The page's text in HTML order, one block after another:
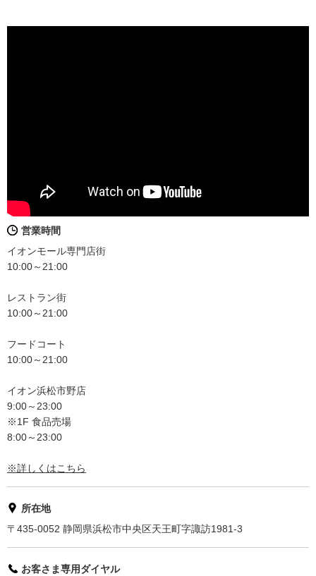
営業時間
イオンモール専門店街
10:00～21:00
レストラン街
10:00～21:00
フードコート
10:00～21:00
イオン浜松市野店
9:00～23:00
※1F 食品売場
8:00～23:00
※詳しくはこちら
所在地
〒435-0052 静岡県浜松市中央区天王町字諏訪1981-3
お客さま専用ダイヤル